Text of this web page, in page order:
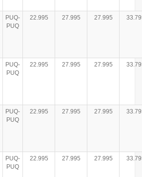
PUQ-
PUQ
22.995 27.995 27.995
PUQ-
PUQ
22.995 27.995 27.995
PUQ-
PUQ
22.995 27.995 27.995
PUQ-
PUQ
22.995 27.995 27.995